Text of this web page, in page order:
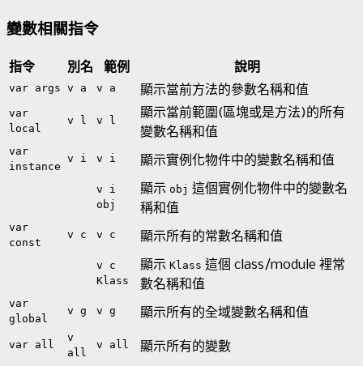
變數相關指令
指令 別名 範例 說明
var args v a v a 顯示當前方法的參數名稱和值
var
local
v l v l
顯示當前範圍(區塊或是方法)的所有
變數名稱和值
var
instance
v i v i 顯示實例化物件中的變數名稱和值
v i
obj
顯示 obj 這個實例化物件中的變數名
稱和值
var
const
v c v c 顯示所有的常數名稱和值
v c
Klass
顯示 Klass 這個 class/module 裡常
數名稱和值
var
global
v g v g 顯示所有的全域變數名稱和值
var all
v
all
v all 顯示所有的變數